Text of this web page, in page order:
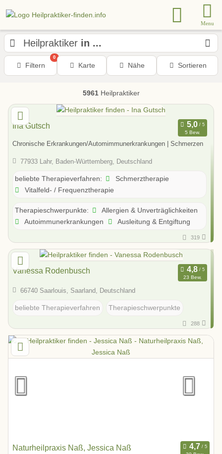
Menu
Heilpraktiker in ...
Filtern
0
Karte Nähe Sortieren
5961Heilpraktiker
Ina Gutsch
5 Bew.
Chronische Erkrankungen/Automimmunerkrankungen | Schmerzen
77933 Lahr, Baden-Württemberg, Deutschland
beliebte Therapieverfahren:
Schmerztherapie
Vitalfeld- / Frequenztherapie
Therapieschwerpunkte:
Allergien & Unverträglichkeiten
Autoimmunerkrankungen
Ausleitung & Entgiftung
319
Vanessa Rodenbusch
23 Bew.
66740 Saarlouis, Saarland, Deutschland
beliebte Therapieverfahren Therapieschwerpunkte
288
Naturheilpraxis Naß, Jessica Naß